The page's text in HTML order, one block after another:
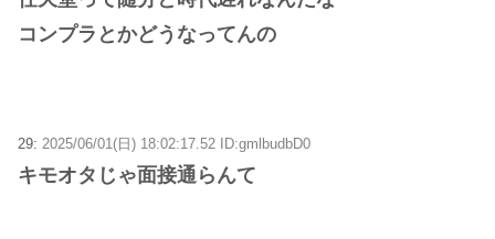
コンプラとかどうなってんの
29: 2025/06/01(日) 18:02:17.52 ID:gmlbudbD0
キモオタじゃ面接通らんて